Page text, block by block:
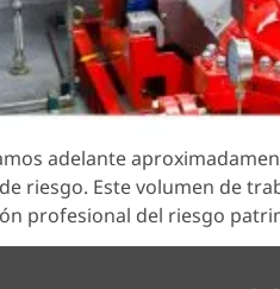
adelante
riesgo. Este volumen de
profesional del riesgo